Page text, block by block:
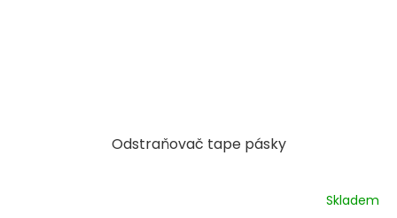
Odstraňovač tape pásky
Skladem